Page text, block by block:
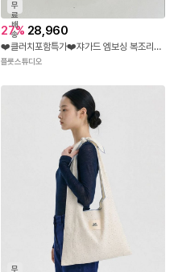
무
료
배
송
27% 28,960
❤️클러치포함특가❤️쟈가드 엠보싱 복조리백팩 파우치 세트
플룻스튜디오
무